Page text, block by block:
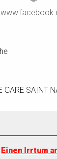
GARE SAINT
Einen Irrtum